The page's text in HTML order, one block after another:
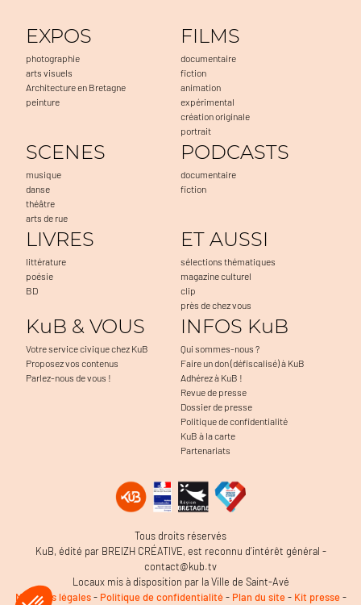
EXPOS
photographie
arts visuels
Architecture en Bretagne
peinture
FILMS
documentaire
fiction
animation
expérimental
création originale
portrait
SCENES
musique
danse
théâtre
arts de rue
PODCASTS
documentaire
fiction
LIVRES
littérature
poésie
BD
ET AUSSI
sélections thématiques
magazine culturel
clip
près de chez vous
KuB & VOUS
Votre service civique chez KuB
Proposez vos contenus
Parlez-nous de vous !
INFOS KuB
Qui sommes-nous ?
Faire un don (défiscalisé) à KuB
Adhérez à KuB !
Revue de presse
Dossier de presse
Politique de confidentialité
KuB à la carte
Partenariats
Tous droits réservés
KuB, édité par BREIZH CRÉATIVE, est reconnu d’intérêt général -
contact@kub.tv
Locaux mis à disposition par la Ville de Saint-Avé
Mentions légales- Politique de confidentialité- Plan du site- Kit presse-